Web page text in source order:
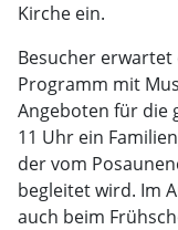
Kirche ein.
Besucher
Programm mit
Angeboten für die
11 Uhr ein
der vom
begleitet wird. Im
auch beim